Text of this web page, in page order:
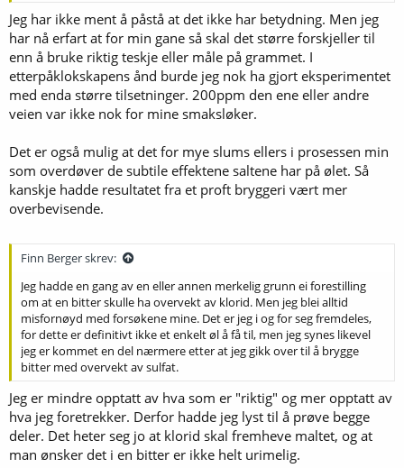
Jeg har ikke ment å påstå at det ikke har betydning. Men jeg
har nå erfart at for min gane så skal det større forskjeller til
enn å bruke riktig teskje eller måle på grammet. I
etterpåklokskapens ånd burde jeg nok ha gjort eksperimentet
med enda større tilsetninger. 200ppm den ene eller andre
veien var ikke nok for mine smaksløker.
Det er også mulig at det for mye slums ellers i prosessen min
som overdøver de subtile effektene saltene har på ølet. Så
kanskje hadde resultatet fra et proft bryggeri vært mer
overbevisende.
Finn Berger skrev:
Jeg hadde en gang av en eller annen merkelig grunn ei forestilling
om at en bitter skulle ha overvekt av klorid. Men jeg blei alltid
misfornøyd med forsøkene mine. Det er jeg i og for seg fremdeles,
for dette er definitivt ikke et enkelt øl å få til, men jeg synes likevel
jeg er kommet en del nærmere etter at jeg gikk over til å brygge
bitter med overvekt av sulfat.
Jeg er mindre opptatt av hva som er "riktig" og mer opptatt av
hva jeg foretrekker. Derfor hadde jeg lyst til å prøve begge
deler. Det heter seg jo at klorid skal fremheve maltet, og at
man ønsker det i en bitter er ikke helt urimelig.